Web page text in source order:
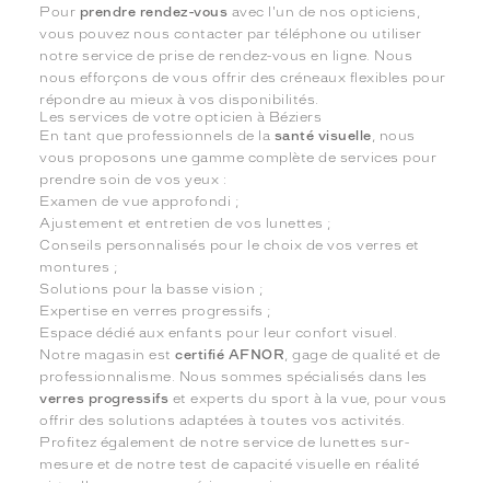
Pour prendre rendez-vous avec l'un de nos opticiens,
vous pouvez nous contacter par téléphone ou utiliser
notre service de prise de rendez-vous en ligne. Nous
nous efforçons de vous offrir des créneaux flexibles pour
répondre au mieux à vos disponibilités.
Les services de votre opticien à Béziers
En tant que professionnels de la santé visuelle, nous
vous proposons une gamme complète de services pour
prendre soin de vos yeux :
Examen de vue approfondi ;
Ajustement et entretien de vos lunettes ;
Conseils personnalisés pour le choix de vos verres et
montures ;
Solutions pour la basse vision ;
Expertise en verres progressifs ;
Espace dédié aux enfants pour leur confort visuel.
Notre magasin estcertifié AFNOR, gage de qualité et de
professionnalisme. Nous sommes spécialisés dans les
verres progressifs et experts du sport à la vue, pour vous
offrir des solutions adaptées à toutes vos activités.
Profitez également de notre service de lunettes sur-
mesure et de notre test de capacité visuelle en réalité